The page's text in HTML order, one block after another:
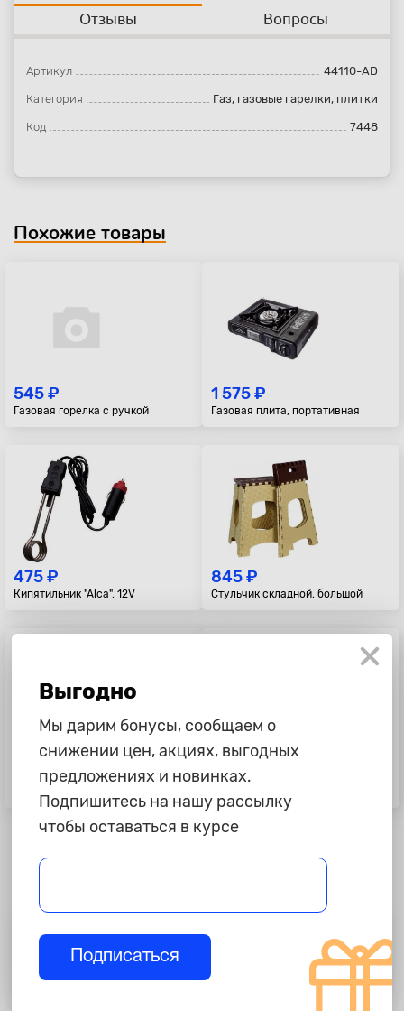
Отзывы
Вопросы
Артикул 44110-AD
Категория Газ, газовые гарелки, плитки
Код 7448
Похожие товары
545 ₽
Газовая горелка с ручкой
1 575 ₽
Газовая плита, портативная
475 ₽
Кипятильник "Alca", 12V
845 ₽
Стульчик складной, большой
759 ₽
Газовая плита, лепестки, средняя
12 875 ₽
Холодильник-нагреватель AVS,
Полезная информация
Доставка
Выгодно
Мы дарим бонусы, сообщаем о
снижении цен, акциях, выгодных
предложениях и новинках.
Подпишитесь на нашу рассылку
чтобы оставаться в курсе
Подписаться